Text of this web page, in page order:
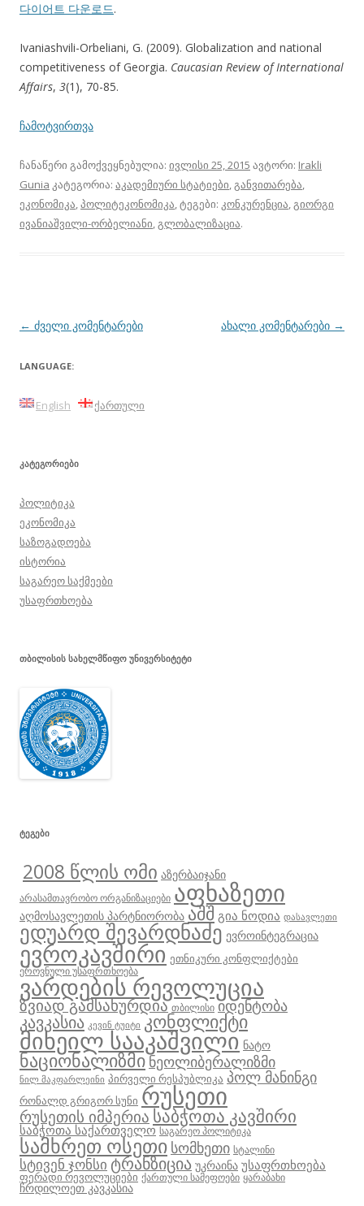
다이어트 다운로드.
Ivaniashvili-Orbeliani, G. (2009). Globalization and national
competitiveness of Georgia. Caucasian Review of International
Affairs, 3(1), 70-85.
ჩამოტვირთვა
ჩანაწერი გამოქვეყნებულია: ივლისი 25, 2015 ავტორი: Irakli
Gunia კატეგორია: აკადემიური სტატიები,განვითარება,
ეკონომიკა,პოლიტეკონომიკა, ტეგები: კონკურენცია,გიორგი
ივანიაშვილი-ორბელიანი,გლობალიზაცია.
პოსტის
← ძველი კომენტარები ახალი კომენტარები →
LANGUAGE:
English ქართული
ᲙᲐᲢᲔᲒᲝᲠᲘᲔᲑᲘ
პოლიტიკა
ეკონომიკა
საზოგადოება
ისტორია
საგარეო საქმეები
უსაფრთხოება
ᲗᲑᲘᲚᲘᲡᲘᲡ ᲡᲐᲮᲔᲚᲛᲬᲘᲤᲝ ᲣᲜᲘᲕᲔᲠᲡᲘᲢᲔᲢᲘ
ᲢᲔᲒᲔᲑᲘ
2008 წლის ომი აზერბაიჯანი
არასამთავრობო ორგანიზაციები აფხაზეთი
აღმოსავლეთის პარტნიორობა აშშ გია ნოდია დასავლეთი
ედუარდ შევარდნაძე ევროინტეგრაცია
ევროკავშირი ეთნიკური კონფლიქტები
ეროვნული უსაფრთხოება
ვარდების რევოლუცია
ზვიად გამსახურდია თბილისი იდენტობა
კავკასია კევინ ტუიტი კონფლიქტი
მიხეილ სააკაშვილი ნატო
ნაციონალიზმინეოლიბერალიზმი
ნილ მაკფარლეინი პირველი რესპუბლიკა პოლ მანინგი
რონალდ გრიგორ სუნი რუსეთი
რუსეთის იმპერია საბჭოთა კავშირი
საბჭოთა საქართველო საგარეო პოლიტიკა
სამხრეთ ოსეთი სომხეთი სტალინი
სტივენ ჯონსი ტრანზიცია უკრაინა უსაფრთხოება
ფერადი რევოლუციები ქართული სამეფოები ყარაბახი
ჩრდილოეთ კავკასია